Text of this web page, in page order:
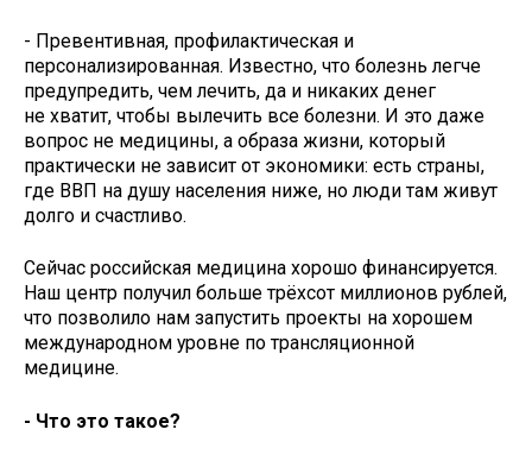
- Превентивная, профилактическая и
персонализированная. Известно, что болезнь легче
предупредить, чем лечить, да и никаких денег
не хватит, чтобы вылечить все болезни. И это даже
вопрос не медицины, а образа жизни, который
практически не зависит от экономики: есть страны,
где ВВП на душу населения ниже, но люди там живут
долго и счастливо.
Сейчас российская медицина хорошо финансируется.
Наш центр получил больше трёхсот миллионов рублей,
что позволило нам запустить проекты на хорошем
международном уровне по трансляционной
медицине.
- Что это такое?